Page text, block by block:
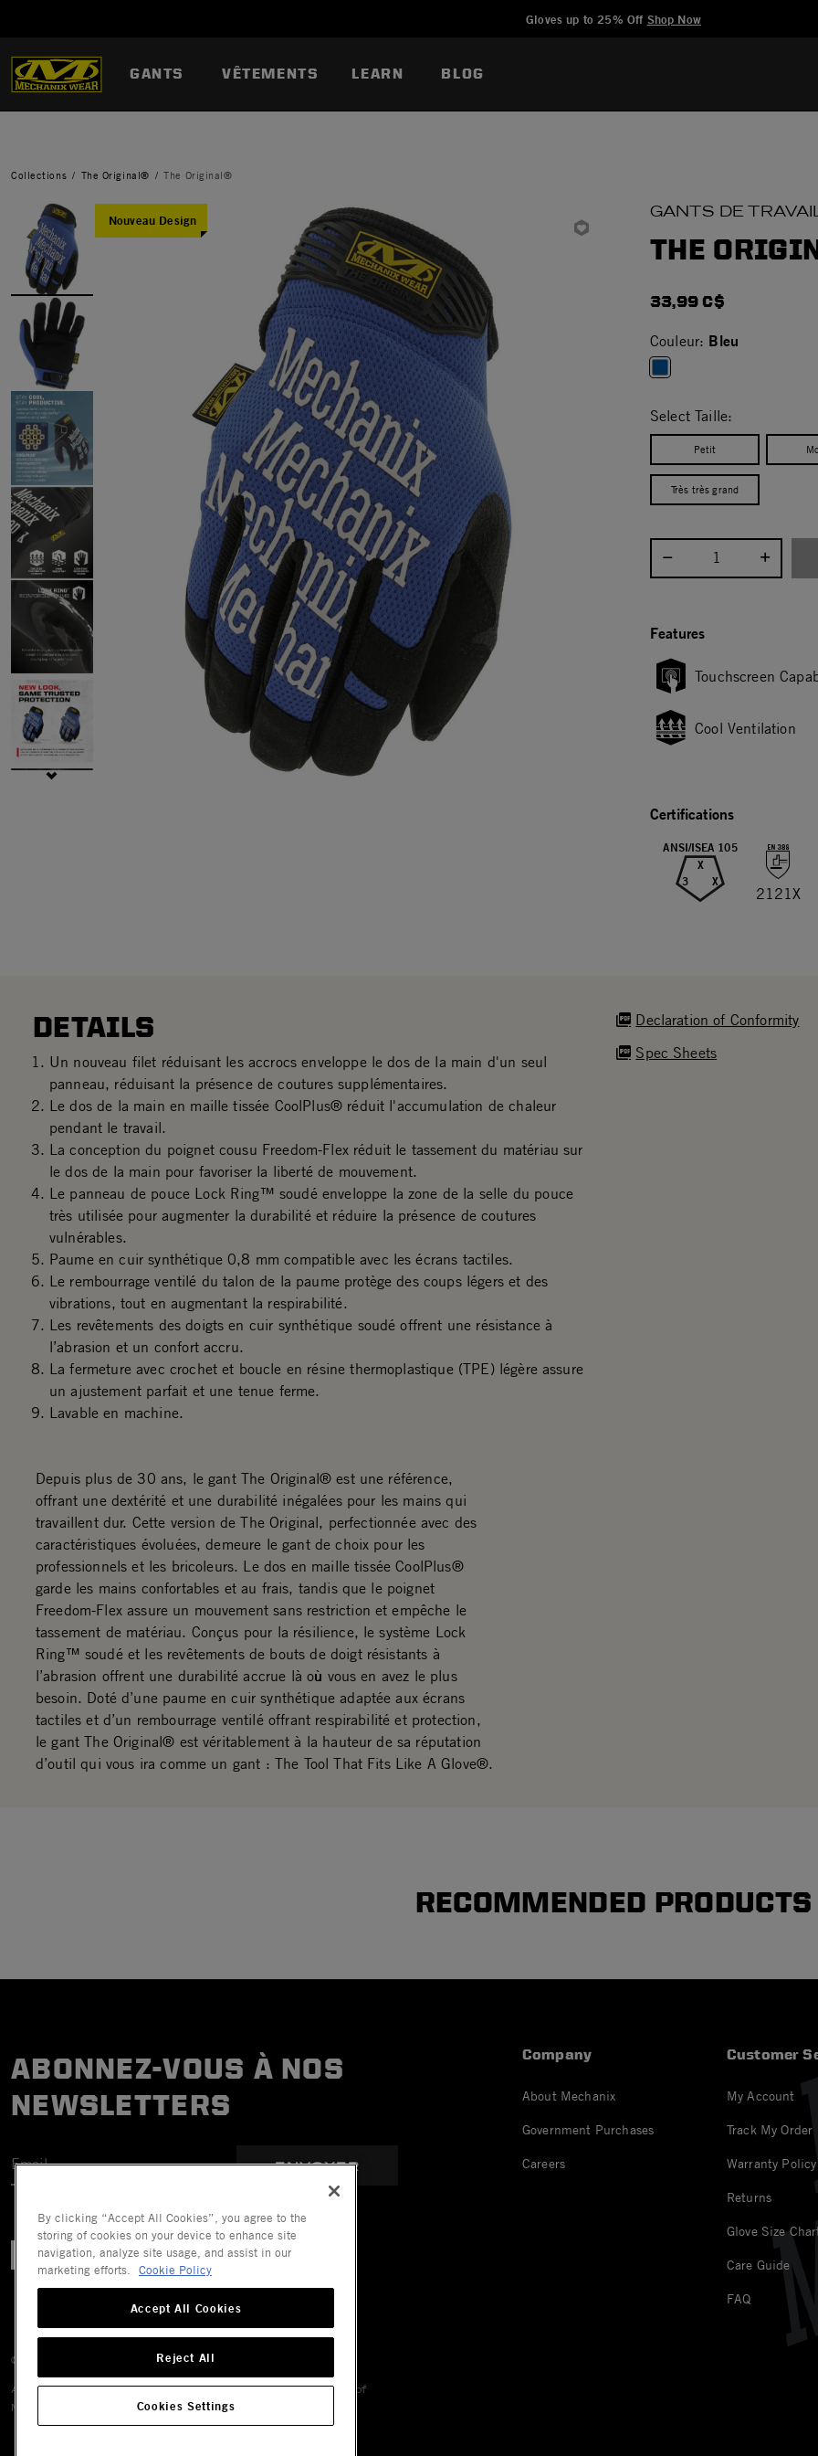
Gloves up to 25% Off Shop Now
GANTS VÊTEMENTS LEARN BLOG
Collections The Original® The Original®
Nouveau Design GANTS DE
THE
33,99 C$
Couleur: Bleu
Select Taille:
Petit
Très très grand
Select quantity:
Features
Touchscreen
Cool Ventilation
Certifications
ANSI/ISEA 105
X
3
X
2121X
DETAILS
Un nouveau filet réduisant les accrocs enveloppe le dos de la main d'un seul
panneau, réduisant la présence de coutures supplémentaires.
Le dos de la main en maille tissée CoolPlus® réduit l'accumulation de chaleur
pendant le travail.
La conception du poignet cousu Freedom-Flex réduit le tassement du matériau sur
le dos de la main pour favoriser la liberté de mouvement.
Le panneau de pouce Lock Ring™ soudé enveloppe la zone de la selle du pouce
très utilisée pour augmenter la durabilité et réduire la présence de coutures
vulnérables.
Paume en cuir synthétique 0,8 mm compatible avec les écrans tactiles.
Le rembourrage ventilé du talon de la paume protège des coups légers et des
vibrations, tout en augmentant la respirabilité.
Les revêtements des doigts en cuir synthétique soudé offrent une résistance à
l’abrasion et un confort accru.
La fermeture avec crochet et boucle en résine thermoplastique (TPE) légère assure
un ajustement parfait et une tenue ferme.
Lavable en machine.
Declaration of Conformity
Spec Sheets
Depuis plus de 30 ans, le gant The Original® est une référence,
offrant une dextérité et une durabilité inégalées pour les mains qui
travaillent dur. Cette version de The Original, perfectionnée avec des
caractéristiques évoluées, demeure le gant de choix pour les
professionnels et les bricoleurs. Le dos en maille tissée CoolPlus®
garde les mains confortables et au frais, tandis que le poignet
Freedom-Flex assure un mouvement sans restriction et empêche le
tassement de matériau. Conçus pour la résilience, le système Lock
Ring™ soudé et les revêtements de bouts de doigt résistants à
l’abrasion offrent une durabilité accrue là où vous en avez le plus
besoin. Doté d’une paume en cuir synthétique adaptée aux écrans
tactiles et d’un rembourrage ventilé offrant respirabilité et protection,
le gant The Original® est véritablement à la hauteur de sa réputation
d’outil qui vous ira comme un gant : The Tool That Fits Like A Glove®.
RECOMMENDED PRODUCTS
ABONNEZ-VOUS À NOS
NEWSLETTERS
ENVOYER
Company
About Mechanix
Government Purchases
Careers
Customer
My Account
Track My Order
Warranty Policy
Returns
Glove Size
Care Guide
FAQ
© 2026 Mechanix Wear LLC. All Rights Reserved.
All trademarks are registered and/or unregistered trademarks of
Mechanix Wear LLC, its affiliates or subsidiaries.
Added to Manage Wishlist
By clicking “Accept All Cookies”, you agree to the
storing of cookies on your device to enhance site
navigation, analyze site usage, and assist in our
marketing efforts.
Cookie Policy
Accept All Cookies
Reject All
Cookies Settings